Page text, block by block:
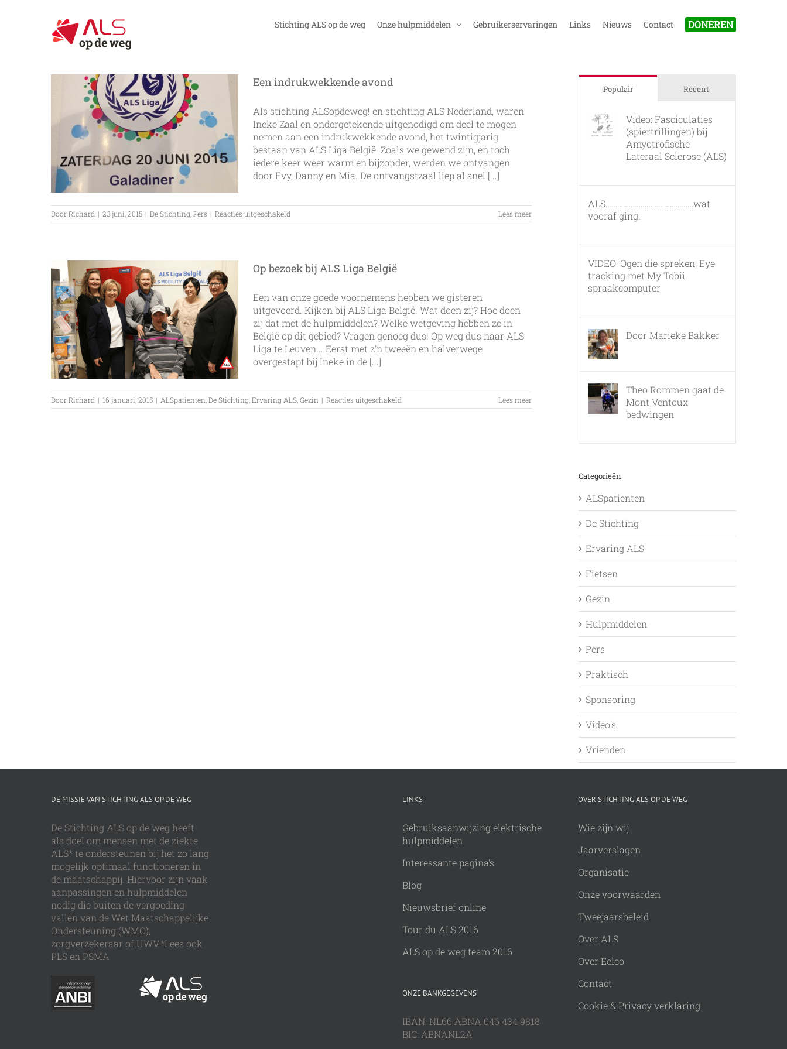
Stichting ALS op de weg Onze hulpmiddelen Gebruikerservaringen Links Nieuws Contact DONEREN
Een indrukwekkende avond
Als stichting ALSopdeweg! en stichting ALS Nederland, waren
Ineke Zaal en ondergetekende uitgenodigd om deel te mogen
nemen aan een indrukwekkende avond, het twintigjarig
bestaan van ALS Liga België. Zoals we gewend zijn, en toch
iedere keer weer warm en bijzonder, werden we ontvangen
door Evy, Danny en Mia. De ontvangstzaal liep al snel [...]
DoorRichard | 23 juni, 2015 | De Stichting Pers | Reacties uitgeschakeld
Een
Lees meer
Op bezoek bij ALS Liga België
Een van onze goede voornemens hebben we gisteren
uitgevoerd. Kijken bij ALS Liga België. Wat doen zij? Hoe doen
zij dat met de hulpmiddelen? Welke wetgeving hebben ze in
België op dit gebied? Vragen genoeg dus! Op weg dus naar ALS
Liga te Leuven... Eerst met z'n tweeën en halverwege
overgestapt bij Ineke in de [...]
DoorRichard | 16 januari, 2015 | ALSpatienten De Stichting Ervaring ALS Gezin | Reacties uitgeschakeld
Op
Lees meer
Populair Recent
Video: Fasciculaties
(spiertrillingen) bij
Amyotrofische
Lateraal Sclerose (ALS)
ALS………………………………………wat
vooraf ging.
VIDEO: Ogen die spreken; Eye
tracking met My Tobii
spraakcomputer
Door Marieke Bakker
Theo Rommen gaat de
Mont Ventoux
bedwingen
Categorieën
ALSpatienten
De Stichting
Ervaring ALS
Fietsen
Gezin
Hulpmiddelen
Pers
Praktisch
Sponsoring
Video's
Vrienden
DE MISSIE VAN STICHTING ALS OP DE WEG
De Stichting ALS op de weg heeft
als doel om mensen met de ziekte
ALS* te ondersteunen bij het zo lang
mogelijk optimaal functioneren in
de maatschappij. Hiervoor zijn vaak
aanpassingen en hulpmiddelen
nodig die buiten de vergoeding
vallen van de Wet Maatschappelijke
Ondersteuning (WMO),
zorgverzekeraar of UWV.*Lees ook
PLS en PSMA
LINKS
Gebruiksaanwijzing elektrische
hulpmiddelen
Interessante pagina's
Blog
Nieuwsbrief online
Tour du ALS 2016
ALS op de weg team 2016
ONZE BANKGEGEVENS
IBAN: NL66 ABNA 046 434 9818
BIC: ABNANL2A
OVER STICHTING ALS OP DE WEG
Wie zijn wij
Jaarverslagen
Organisatie
Onze voorwaarden
Tweejaarsbeleid
Over ALS
Over Eelco
Contact
Cookie & Privacy verklaring